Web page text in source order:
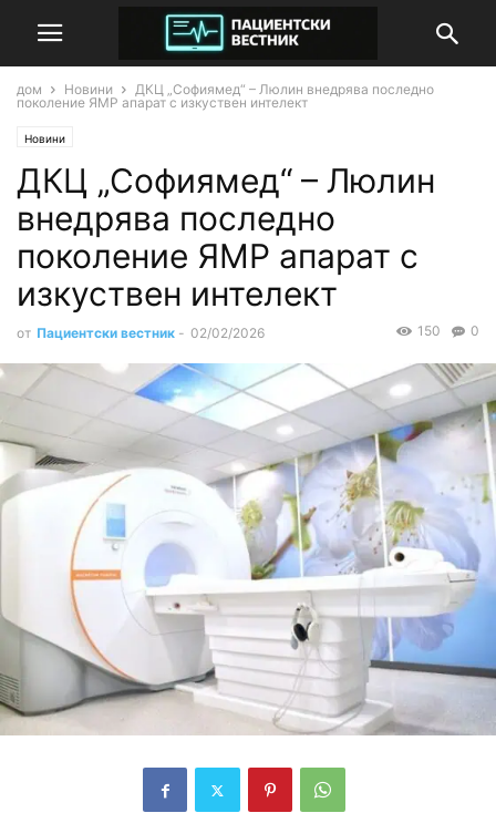
дом Новини
ДКЦ „Софиямед“ – Люлин внедрява последно
поколение ЯМР апарат с изкуствен интелект
Новини
ДКЦ „Софиямед“ – Люлин
внедрява последно
поколение ЯМР апарат с
изкуствен интелект
от Пациентски вестник - 02/02/2026 0
150